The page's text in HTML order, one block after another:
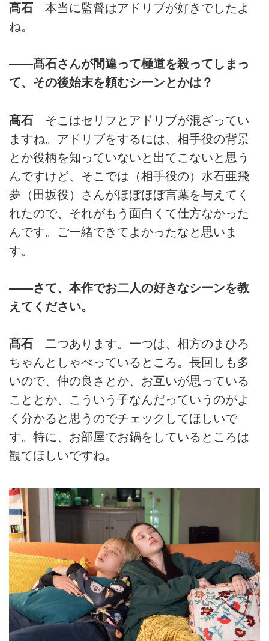
髙石 本当に監督はアドリブが好きでしたよ
ね。
――髙石さんが間違って極道を殺ってしまっ
て、その後始末を頼むシーンとかは？
髙石 そこはセリフとアドリブが混ざってい
ますね。アドリブをするには、相手役の背景
とか役柄を知っていないと出てこないと思う
んですけど、そこでは（相手役の）水石亜飛
夢（田坂役）さんがほぼほぼ言葉を与えてく
れたので、それがもう面白くて仕方なかった
んです。ご一緒できてよかったなと思いま
す。
――さて、本作でお二人の好きなシーンを教
えてください。
髙石 二つあります。一つは、相方のまひろ
ちゃんとしゃべっているところ。長回しも多
いので、仲の良さとか、お互いが思っている
こととか、こういう子なんだっていうのがよ
く分かると思うのでチェックしてほしいで
す。特に、お部屋でお鍋をしているところは
観てほしいですね。